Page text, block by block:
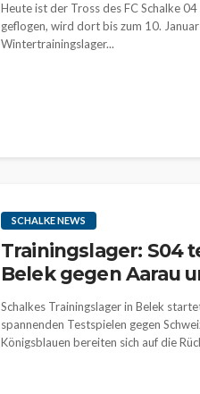
Heute ist der Tross des FC Schalke
geflogen, wird dort bis zum 10. Januar
Wintertrainingslager...
SCHALKE NEWS
Trainingslager: S04
Belek gegen Aarau
Schalkes Trainingslager in Belek
spannenden Testspielen gegen
Königsblauen bereiten sich auf die